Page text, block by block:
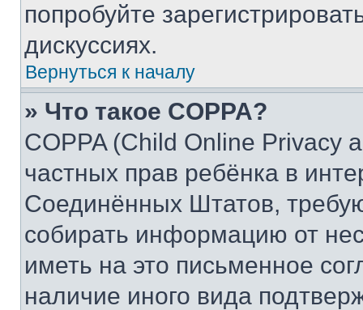
попробуйте
дискуссиях.
Вернуться к началу
» Что такое COPPA?
COPPA (Child Online Privacy
частных прав ребёнка в
Соединённых Штатов,
собирать информацию от
иметь на это письменное
наличие иного вида